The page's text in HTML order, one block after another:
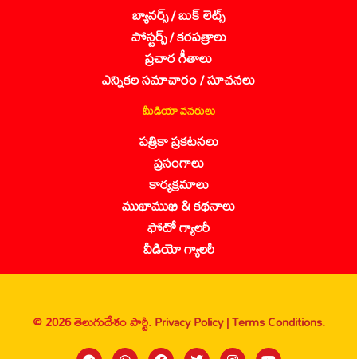
బ్యానర్స్ / బుక్ లెట్స్
పోస్టర్స్ / కరపత్రాలు
ప్రచార గీతాలు
ఎన్నికల సమాచారం / సూచనలు
మీడియా వనరులు
పత్రికా ప్రకటనలు
ప్రసంగాలు
కార్యక్రమాలు
ముఖాముఖి & కథనాలు
ఫోటో గ్యాలరీ
వీడియో గ్యాలరీ
© 2026 తెలుగుదేశం పార్టీ.Privacy Policy |Terms Conditions.